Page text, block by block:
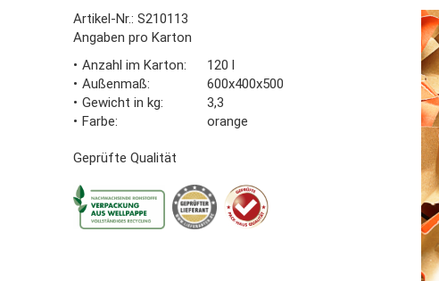
Artikel-Nr.: S210113
Angaben pro Karton
Anzahl im Karton
120 l
Außenmaß
600x400x500
Gewicht in kg
3,3
Farbe
orange
Geprüfte Qualität